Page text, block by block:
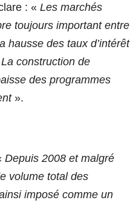
: « Les marchés
toujours important entre
hausse des taux d’intérêt
construction de
des programmes
».
Depuis 2008 et malgré
volume total des
imposé comme un